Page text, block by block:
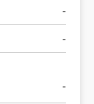
-
-
-